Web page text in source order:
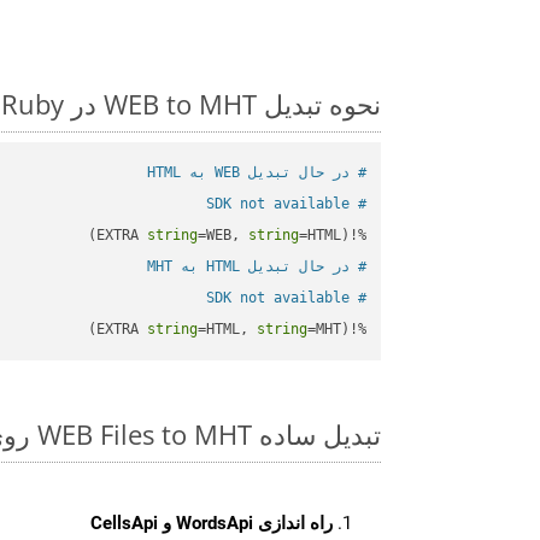
نحوه تبدیل WEB to MHT در Ruby: مثال کد گام به گام
# در حال تبدیل WEB به HTML
# SDK not available
%!(EXTRA
string=WEB, string=HTML)
# در حال تبدیل HTML به MHT
# SDK not available
%!(EXTRA
string=HTML, string=MHT)
تبدیل ساده WEB Files to MHT روی Ruby SDK
راه اندازی WordsApi و CellsApi